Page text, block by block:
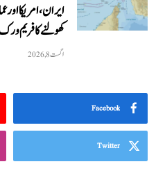
ایران، امریکا
کھولنے کا فریم
اگست 8, 2026
Facebook
Twitter